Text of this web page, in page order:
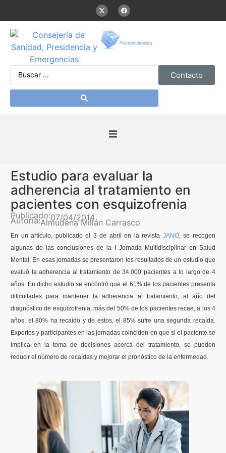
Contacto
Presentación
De interés
Contenidos Psicoevidencias
Formación
Boletín
Estudio para evaluar la
adherencia al tratamiento en
pacientes con esquizofrenia
Publicado:07/04/2014
Autoría:Almudena Millán Carrasco
En un artículo, publicado el 3 de abril en la revista JANO, se recogen
algunas de las conclusiones de la I Jornada Multidisciplinar en Salud
Mental. En esas jornadas se presentaron los resultados de un estudio que
evaluó la adherencia al tratamiento de 34.000 pacientes a lo largo de 4
años. En dicho estudio se encontró que el 61% de los pacientes presenta
dificultades para mantener la adherencia al tratamiento, al año del
diagnóstico de esquizofrenia, más del 50% de los pacientes recae, a los 4
años, el 80% ha recaído y de estos, el 85% sufre una segunda recaída.
Expertos y participantes en las jornadas coinciden en que si el paciente se
implica en la toma de decisiones acerca del tratamiento, se pueden
reducir el número de recaídas y mejorar el pronóstico de la enfermedad.